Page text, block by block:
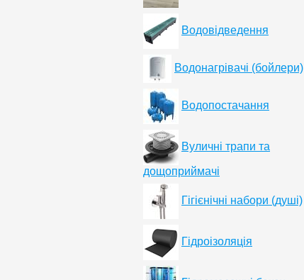
Водовідведення
Водонагрівачі (бойлери)
Водопостачання
Вуличні трапи та
дощоприймачі
Гігієнічні набори (душі)
Гідроізоляція